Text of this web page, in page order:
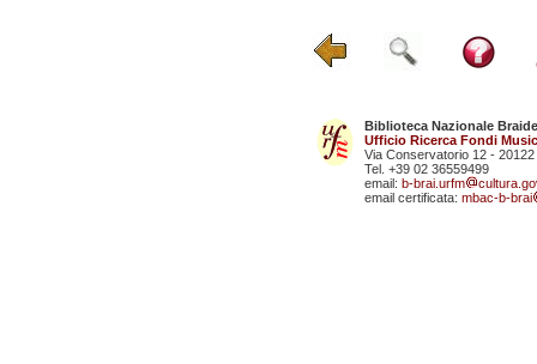
Biblioteca Nazionale
Ufficio Ricerca Fondi
Via Conservatorio 12 - 20122
Tel. +39 02 36559499
email: b-brai.urfm
email certificata: mbac-b-brai